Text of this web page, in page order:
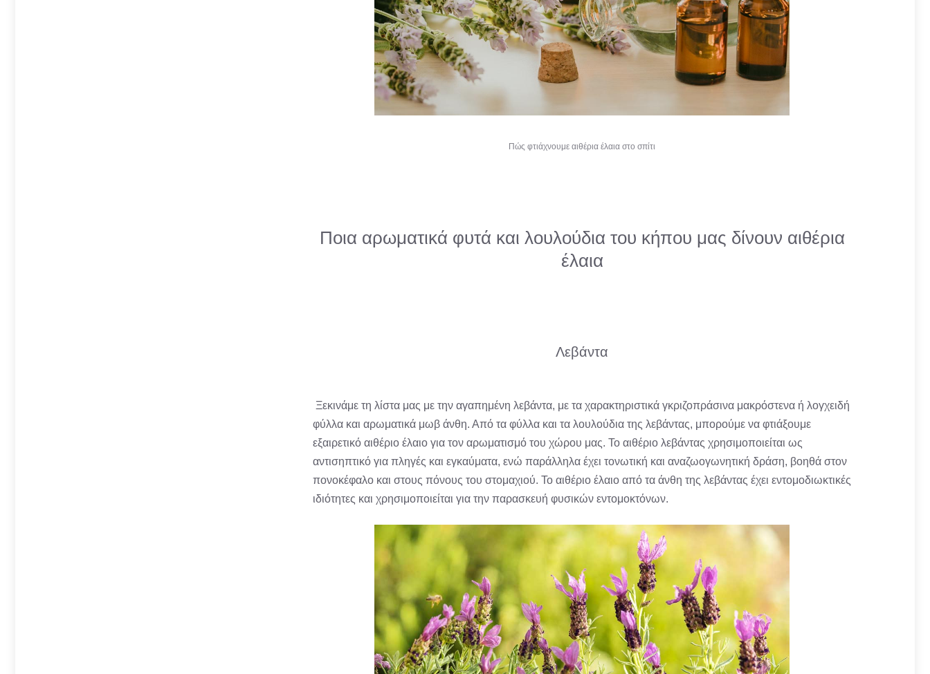
Πώς φτιάχνουμε αιθέρια έλαια στο σπίτι
Ποια αρωματικά φυτά και λουλούδια του κήπου μας δίνουν αιθέρια
έλαια
Λεβάντα
Ξεκινάμε τη λίστα μας με την αγαπημένη λεβάντα, με τα χαρακτηριστικά γκριζοπράσινα μακρόστενα ή λογχειδή
φύλλα και αρωματικά μωβ άνθη. Από τα φύλλα και τα λουλούδια της λεβάντας, μπορούμε να φτιάξουμε
εξαιρετικό αιθέριο έλαιο για τον αρωματισμό του χώρου μας. Το αιθέριο λεβάντας χρησιμοποιείται ως
αντισηπτικό για πληγές και εγκαύματα, ενώ παράλληλα έχει τονωτική και αναζωογωνητική δράση, βοηθά στον
πονοκέφαλο και στους πόνους του στομαχιού. Το αιθέριο έλαιο από τα άνθη της λεβάντας έχει εντομοδιωκτικές
ιδιότητες και χρησιμοποιείται για την παρασκευή φυσικών εντομοκτόνων.